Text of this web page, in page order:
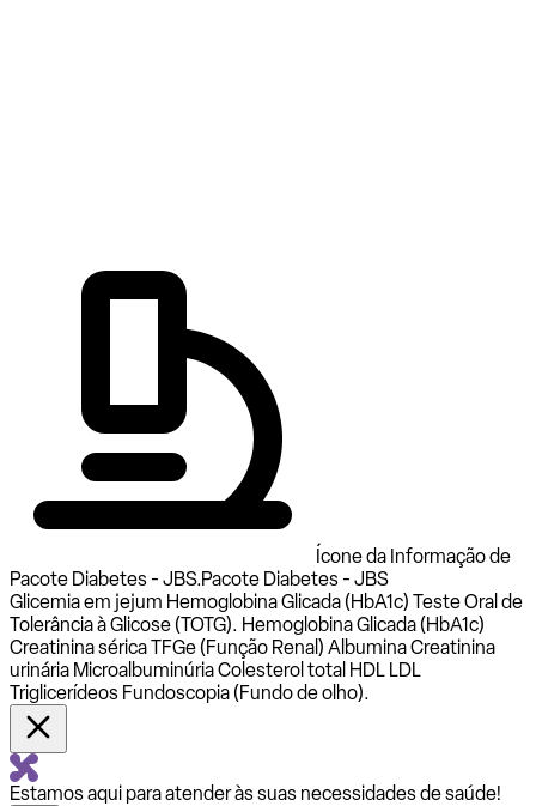
Ícone da Informação de
Pacote Diabetes - JBS.Pacote Diabetes - JBS
Glicemia em jejum Hemoglobina Glicada (HbA1c) Teste Oral de
Tolerância à Glicose (TOTG). Hemoglobina Glicada (HbA1c)
Creatinina sérica TFGe (Função Renal) Albumina Creatinina
urinária Microalbuminúria Colesterol total HDL LDL
Triglicerídeos Fundoscopia (Fundo de olho).
Estamos aqui para atender às suas necessidades de saúde!